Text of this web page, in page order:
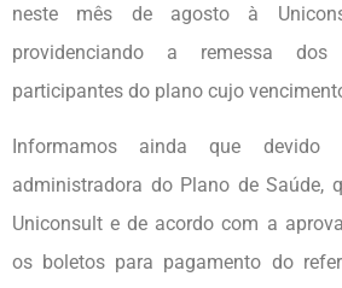
neste mês de agosto à
providenciando a remessa
participantes do plano cujo
Informamos ainda que devido
administradora do Plano de Saúde,
Uniconsult e de acordo com a
os boletos para pagamento do